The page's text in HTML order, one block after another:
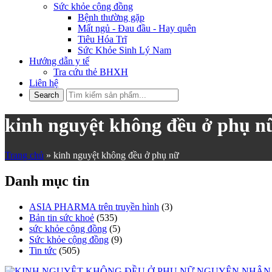
Sức khỏe cộng đồng
Bệnh thường gặp
Mất ngủ - Đau đầu - Hay quên
Tiêu Hóa Trĩ
Sức Khỏe Sinh Lý Nam
Hướng dẫn y tế
Tra cứu thẻ BHXH
Liên hệ
kinh nguyệt không đều ở phụ
Trang chủ » kinh nguyệt không đều ở phụ nữ
Danh mục tin
ASIA PHARMA trên truyền hình (3)
Bản tin sức khoẻ (535)
sức khỏe cộng đồng (5)
Sức khỏe cộng đồng (9)
Tin tức (505)